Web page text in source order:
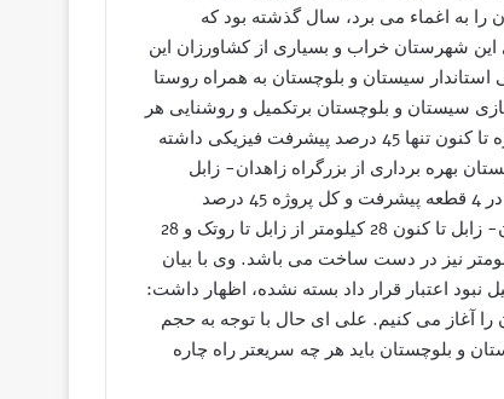
به اغماء می برد، سال گذشته بود که
شهرستان خراب و بسیاری از کشاورزان این
ماه 94 بود که اوسط هاشمی استاندار سیستان و بلوچستان به همراه روستا
سیستان و بلوچستان برتکمیل و روشنایی هر
چه سریعترپروژه بزرگراه زاهدان – زابل تاکید کرد با این وجود این پروژه تا کنون تنها 45 درصد پیشرفت فیزیکی داشته
بهره برداری از بزرگراه زاهدان- زابل
بستگی به اعتبار دارد و در حال حاضر بزرگراه زابل- زاهدان 68 درصد در 4 قطعه پیشرفت و کل پروژه 45 درصد
پیشرفت فیزیکی داشته است. وی افزود: از 200 کیلومتر مسیر زاهدان- زابل تا کنون 28 کیلومتر از زابل تا روتک و 28
از زاهدان تاکوله سنگی به بهره برداری رسیده است و 101 کیلومتر نیز در دست ساخت می باشد. وی با بیان
دلیل نبود اعتبار قرار داد بسته نشده، اظهار داشت:
مسیر زابل- زاهدان را آغاز می کنیم. علی ای حال با توجه به حجم
و بلوچستان باید هر چه سریعتر راه چاره